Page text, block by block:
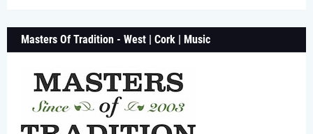
Masters Of Tradition - West | Cork | Music